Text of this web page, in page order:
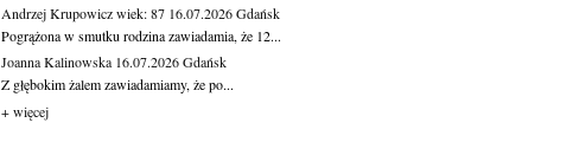
Andrzej Krupowiczwiek: 87 16.07.2026Gdańsk
Pogrążona w smutku rodzina zawiadamia, że 12...
Joanna Kalinowska 16.07.2026Gdańsk
Z głębokim żalem zawiadamiamy, że po...
+ więcej